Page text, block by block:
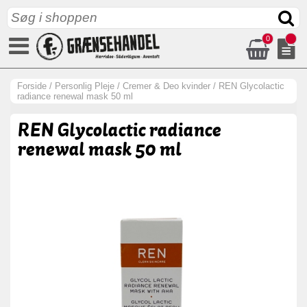
0
Forside / Personlig Pleje / Cremer & Deo kvinder / REN Glycolactic
radiance renewal mask 50 ml
REN Glycolactic radiance
renewal mask 50 ml